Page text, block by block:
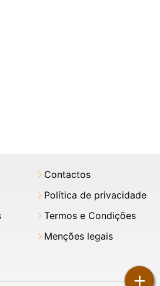
+
Contactos
Política de privacidade
Termos e Condições
Menções legais